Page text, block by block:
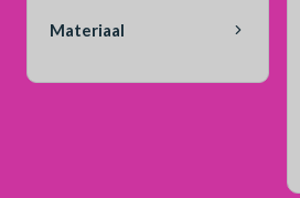
Materiaal